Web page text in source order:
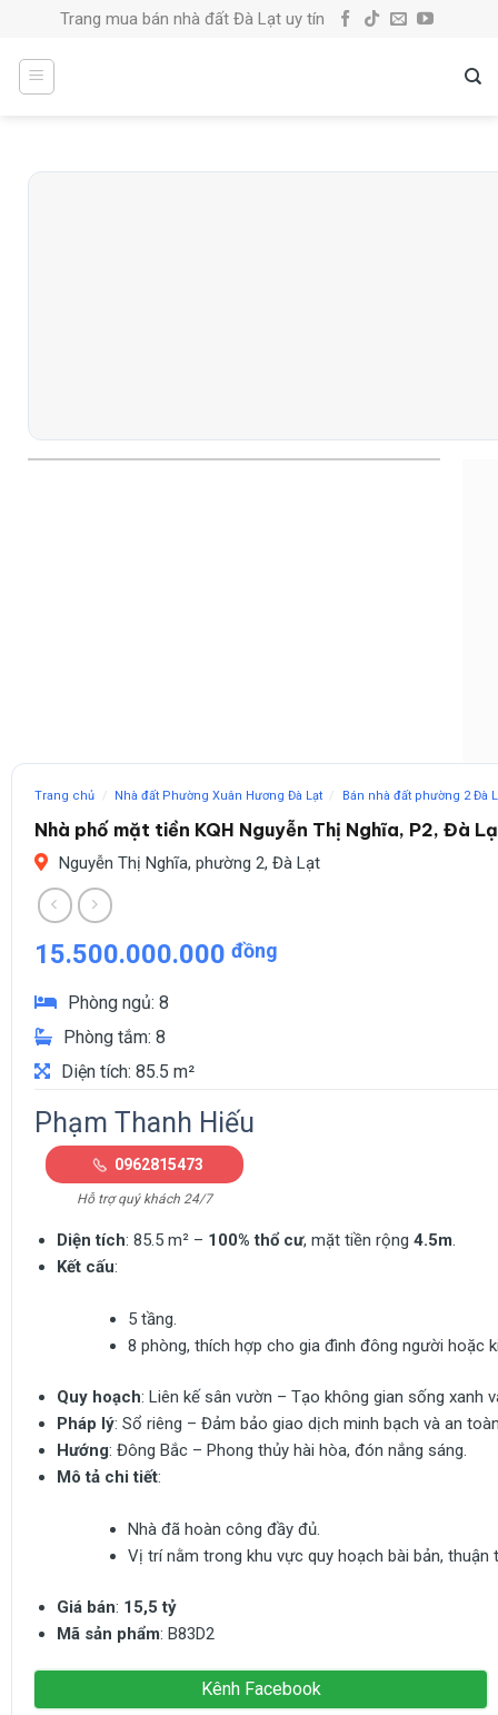
content
Trang mua bán nhà đất Đà Lạt uy tín
Trang chủ / Nhà đất Phường Xuân Hương Đà Lạt / Bán nhà đất phường 2 Đà
Nhà phố mặt tiền KQH Nguyễn Thị Nghĩa, P2, Đà
Nguyễn Thị Nghĩa, phường 2, Đà Lạt
15.500.000.000 đồng
Phòng ngủ: 8
Phòng tắm: 8
Diện tích: 85.5 m²
Phạm Thanh Hiếu
0962815473
Hỗ trợ quý khách 24/7
Diện tích: 85.5 m² – 100% thổ cư, mặt tiền rộng 4.5m.
Kết cấu:
5 tầng.
8 phòng, thích hợp cho gia đình đông người hoặc
Quy hoạch: Liên kế sân vườn – Tạo không gian sống xanh
Pháp lý: Sổ riêng – Đảm bảo giao dịch minh bạch và an
Hướng: Đông Bắc – Phong thủy hài hòa, đón nắng sáng.
Mô tả chi tiết:
Nhà đã hoàn công đầy đủ.
Vị trí nằm trong khu vực quy hoạch bài bản,
Giá bán: 15,5 tỷ
Mã sản phẩm: B83D2
Kênh Facebook